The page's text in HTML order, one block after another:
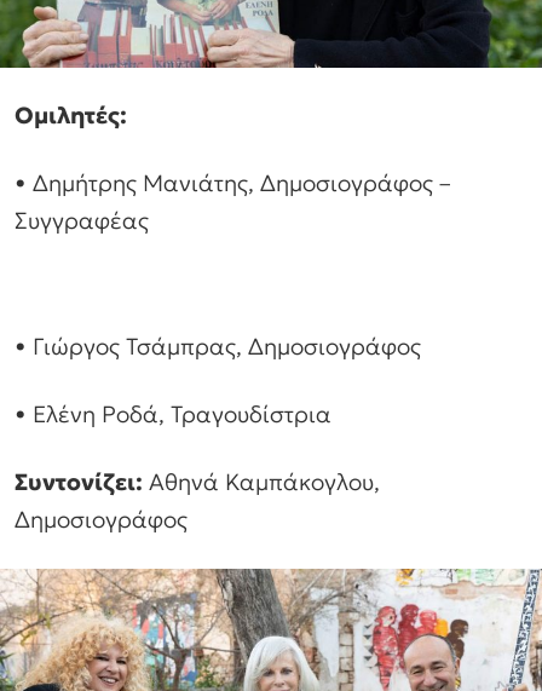
Ομιλητές:
• Δημήτρης Μανιάτης, Δημοσιογράφος –
Συγγραφέας
• Γιώργος Τσάμπρας, Δημοσιογράφος
• Ελένη Ροδά, Τραγουδίστρια
Συντονίζει: Αθηνά Καμπάκογλου,
Δημοσιογράφος